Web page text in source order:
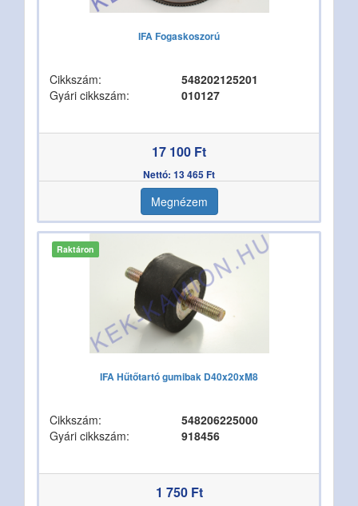
IFA Fogaskoszorú
Cikkszám:
548202125201
Gyári cikkszám:
010127
17 100 Ft
Nettó: 13 465 Ft
Megnézem
Raktáron
IFA Hűtőtartó gumibak D40x20xM8
Cikkszám:
548206225000
Gyári cikkszám:
918456
1 750 Ft